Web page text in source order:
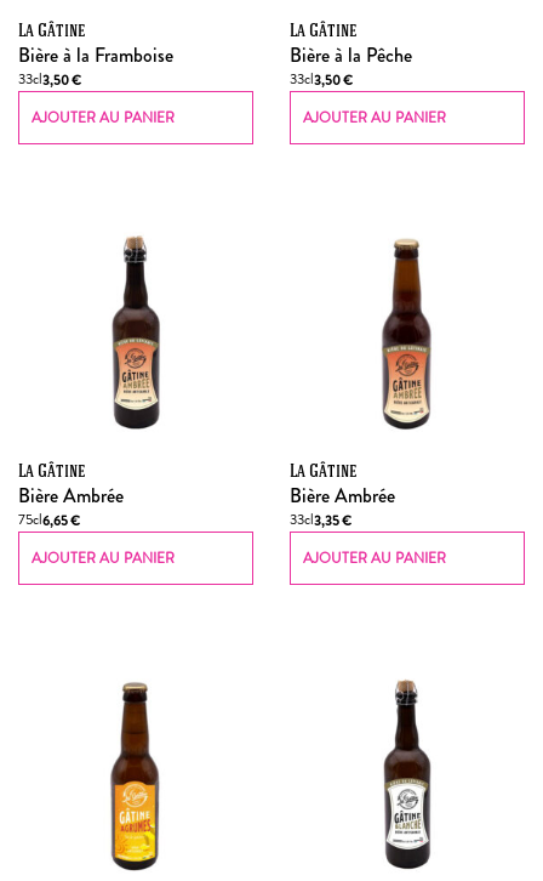
La Gâtine
Bière à la Framboise
33cl3,50€
AJOUTER AU PANIER
La Gâtine
Bière à la Pêche
33cl3,50€
AJOUTER AU PANIER
La Gâtine
Bière Ambrée
75cl6,65€
AJOUTER AU PANIER
La Gâtine
Bière Ambrée
33cl3,35€
AJOUTER AU PANIER